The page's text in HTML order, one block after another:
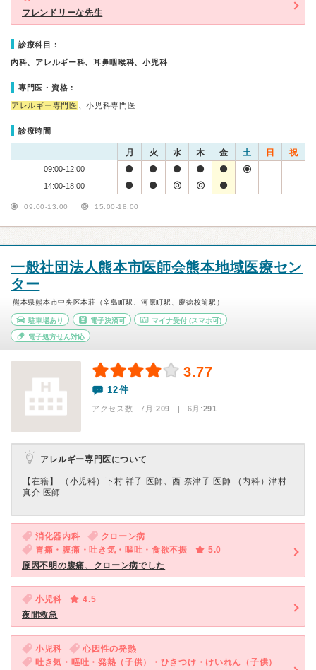
フレンドリーな先生
診療科目：
内科、アレルギー科、耳鼻咽喉科、小児科
専門医・資格：
アレルギー専門医 、小児科専門医
診療時間
月 火 水 木 金 土 日 祝
09:00-12:00
14:00-18:00
09:00-13:00 15:00-18:00
一般社団法人熊本市医師会熊本地域医療セン
ター
熊本県熊本市中央区本荘（辛島町駅、河原町駅、慶徳校前駅）
駐車場あり 電子決済可 マイナ受付 (スマホ可)
電子処方せん対応
3.77
12件
アクセス数 7月:209 | 6月:291
アレルギー専門医について
【在籍】 （小児科）下村 祥子 医師、西 奈津子 医師 （内科）津村
真介 医師
消化器内科
クローン病
胃痛・腹痛・吐き気・嘔吐・食欲不振
5.0
原因不明の腹痛、クローン病でした
小児科
4.5
夜間救急
小児科
心因性の発熱
吐き気・嘔吐・発熱（子供）・ひきつけ・けいれん（子供）